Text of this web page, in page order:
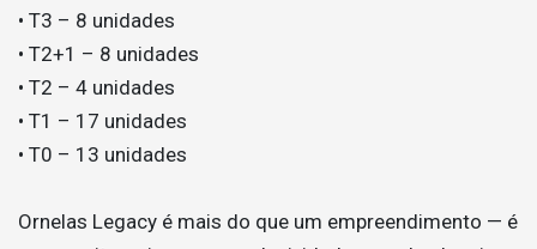
• T3 – 8 unidades
• T2+1 – 8 unidades
• T2 – 4 unidades
• T1 – 17 unidades
• T0 – 13 unidades
Ornelas Legacy é mais do que um empreendimento — é